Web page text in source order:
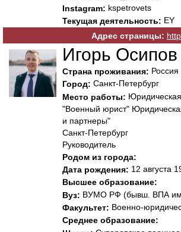
Instagram: kspetrovets
Текущая деятельность: EY
Адрес страницы:
Игорь Осипов
Страна проживания: Россия
Город: Санкт-Петербург
Место работы:
"Военный юрист"
и партнеры"
Санкт-Петербург
Руководитель
Родом из города:
Дата рождения: 12 августа
Высшее образование:
Вуз: ВУМО РФ (бывш. ВПА
Факультет: Военно-
Среднее образование: